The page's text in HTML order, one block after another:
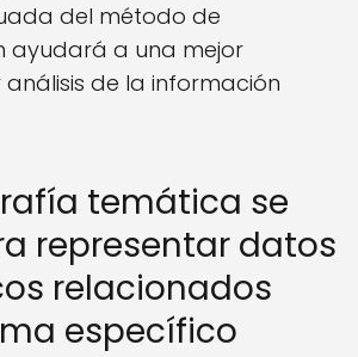
del método de
ayudará a una mejor
de la información
temática se
representar datos
relacionados
específico